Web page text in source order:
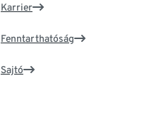
Karrier
Fenntarthatóság
Sajtó